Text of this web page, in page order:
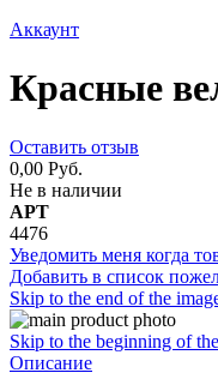
Аккаунт
Красные
Оставить отзыв
0,00 Руб.
Не в наличии
АРТ
4476
Уведомить меня когда
Добавить в список
Skip to the end of the
Skip to the beginning of
Описание